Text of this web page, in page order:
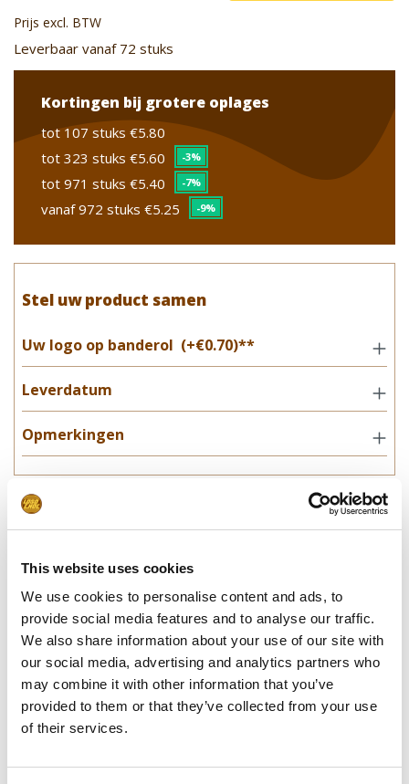
This website uses cookies
We use cookies to personalise content and ads, to
provide social media features and to analyse our traffic.
We also share information about your use of our site with
our social media, advertising and analytics partners who
may combine it with other information that you’ve
provided to them or that they’ve collected from your use
of their services.
Prijs excl. BTW
Leverbaar vanaf 72 stuks
Kortingen bij grotere oplages
tot 107 stuks €5.80
tot 323 stuks €5.60 -3%
tot 971 stuks €5.40 -7%
vanaf 972 stuks €5.25 -9%
Stel uw product samen
Uw logo op banderol (+€0.70)**
Leverdatum
Opmerkingen
In winkelwagentje
**Uiteindelijke prijzen kunnen afwijken door mogelijke hercalculaties in
Specificaties
Afmetingen: 50 x 125 x 85 mm